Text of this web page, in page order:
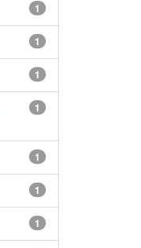
1
1
1
1
1
1
1